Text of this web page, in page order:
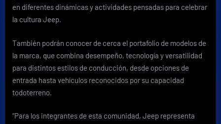
en diferentes dinámicas y actividades pensadas para celebrar
la cultura Jeep.
También podrán conocer de cerca el portafolio de modelos de
la marca, que combina desempeño, tecnología y versatilidad
para distintos estilos de conducción, desde opciones de
entrada hasta vehículos reconocidos por su capacidad
todoterreno.
“Para los integrantes de esta comunidad, Jeep representa